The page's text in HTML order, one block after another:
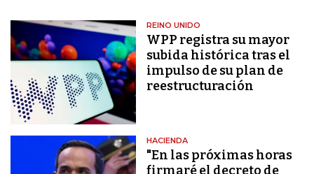
REINO UNIDO
WPP registra su mayor
subida histórica tras el
impulso de su plan de
reestructuración
HACIENDA
"En las próximas horas
firmaré el decreto de